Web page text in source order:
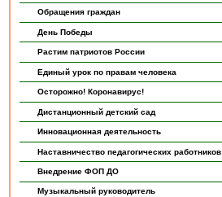
Обращения граждан
День Победы
Растим патриотов России
Единый урок по правам человека
Осторожно! Коронавирус!
Дистанционный детский сад
Инновационная деятельность
Наставничество педагогических работников
Внедрение ФОП ДО
Музыкальный руководитель